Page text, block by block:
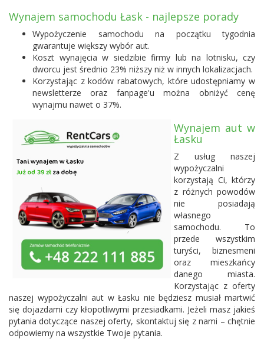
Wynajem samochodu Łask - najlepsze porady
Wypożyczenie samochodu na początku tygodnia
gwarantuje większy wybór aut.
Koszt wynajęcia w siedzibie firmy lub na lotnisku, czy
dworcu jest średnio 23% niższy niż w innych lokalizacjach.
Korzystając z kodów rabatowych, które udostępniamy w
newsletterze oraz fanpage'u można obniżyć cenę
wynajmu nawet o 37%.
Wynajem aut w
Łasku
Z usług naszej
wypożyczalni
korzystają Ci, którzy
z różnych powodów
nie posiadają
własnego
samochodu. To
przede wszystkim
turyści, biznesmeni
oraz mieszkańcy
danego miasta.
Korzystając z oferty
naszej wypożyczalni aut w Łasku nie będziesz musiał martwić
się dojazdami czy kłopotliwymi przesiadkami. Jeżeli masz jakieś
pytania dotyczące naszej oferty, skontaktuj się z nami – chętnie
odpowiemy na wszystkie Twoje pytania.